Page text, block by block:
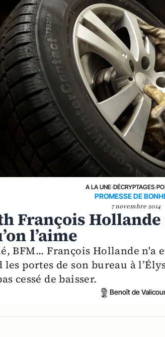
A LA UNE›DÉCRYPTAGES›
PROMESSE DE
7 novembre 2014
François
l’aime
BFM... François Hollande n'a
portes de son bureau à
cessé de baisser.
Benoît de